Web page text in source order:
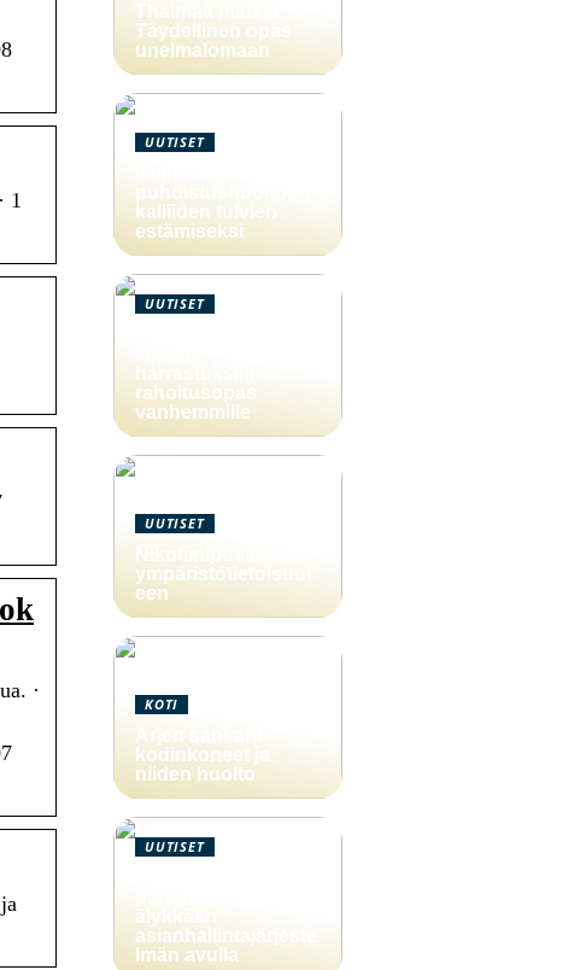
1
·
Thaimaa matkat:
Täydellinen opas
unelmalomaan
UUTISET
puhdistushuoltoon
kalliiden tulvien
estämiseksi
UUTISET
harrastuksiin –
rahoitusopas
vanhemmille
UUTISET
Nikotiinipusseista
ympäristötietoisuut
een
KOTI
Arjen sankarit –
kodinkoneet ja
niiden huolto
UUTISET
älykkään
asianhallintajärjeste
lmän avulla